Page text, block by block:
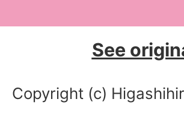
See
Copyright (c)